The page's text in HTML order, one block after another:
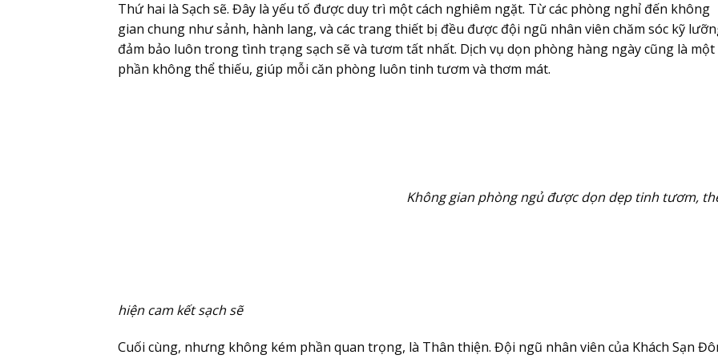
Thứ hai là Sạch sẽ. Đây là yếu tố được duy trì một cách nghiêm ngặt. Từ các phòng nghỉ đến không
gian chung như sảnh, hành lang, và các trang thiết bị đều được đội ngũ nhân viên chăm sóc kỹ
đảm bảo luôn trong tình trạng sạch sẽ và tươm tất nhất. Dịch vụ dọn phòng hàng ngày cũng là một
phần không thể thiếu, giúp mỗi căn phòng luôn tinh tươm và thơm mát.
Không gian phòng ngủ được dọn dẹp tinh tươm,
hiện cam kết sạch sẽ
Cuối cùng, nhưng không kém phần quan trọng, là Thân thiện. Đội ngũ nhân viên của Khách Sạn